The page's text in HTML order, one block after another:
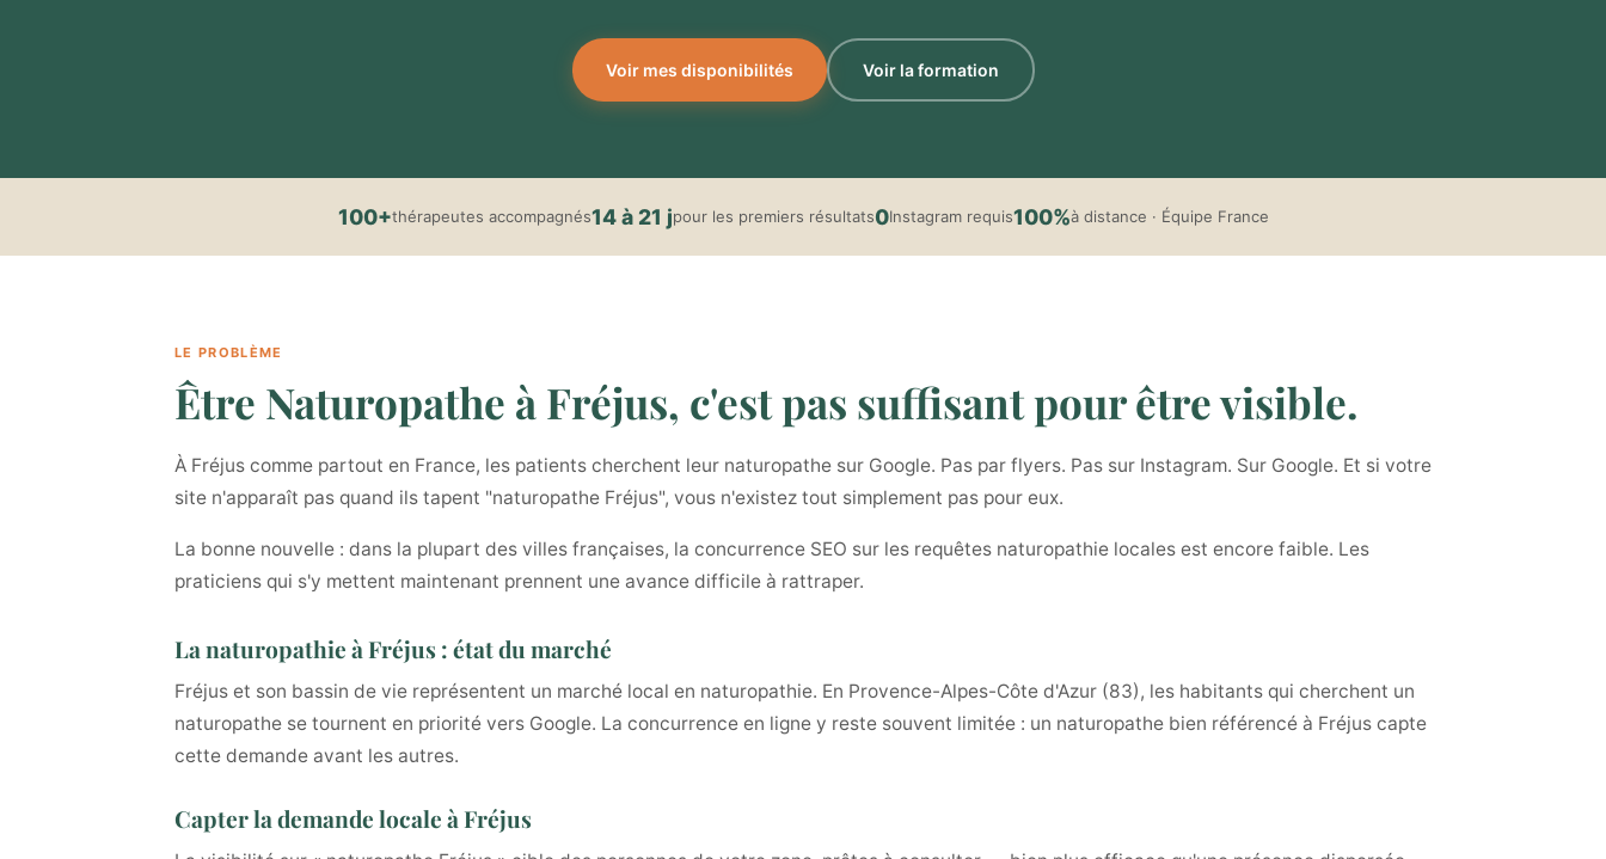
Voir mes disponibilités Voir la formation
100+thérapeutes accompagnés14 à 21 jpour les premiers résultats0Instagram requis100%à distance · Équipe France
LE PROBLÈME
Être Naturopathe à Fréjus, c'est pas suffisant pour être visible.
À Fréjus comme partout en France, les patients cherchent leur naturopathe sur Google. Pas par flyers. Pas sur Instagram. Sur Google. Et si votre
site n'apparaît pas quand ils tapent "naturopathe Fréjus", vous n'existez tout simplement pas pour eux.
La bonne nouvelle : dans la plupart des villes françaises, la concurrence SEO sur les requêtes naturopathie locales est encore faible. Les
praticiens qui s'y mettent maintenant prennent une avance difficile à rattraper.
La naturopathie à Fréjus : état du marché
Fréjus et son bassin de vie représentent un marché local en naturopathie. En Provence-Alpes-Côte d'Azur (83), les habitants qui cherchent un
naturopathe se tournent en priorité vers Google. La concurrence en ligne y reste souvent limitée : un naturopathe bien référencé à Fréjus capte
cette demande avant les autres.
Capter la demande locale à Fréjus